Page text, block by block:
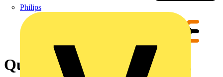
Philips
Querverbinder (Klemmen),